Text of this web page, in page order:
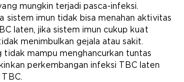
mungkin terjadi pasca-infeksi.
sistem imun tidak bisa menahan aktivitas
laten, jika sistem imun cukup kuat
menimbulkan gejala atau sakit.
tidak mampu menghancurkan tuntas
perkembangan infeksi TBC laten